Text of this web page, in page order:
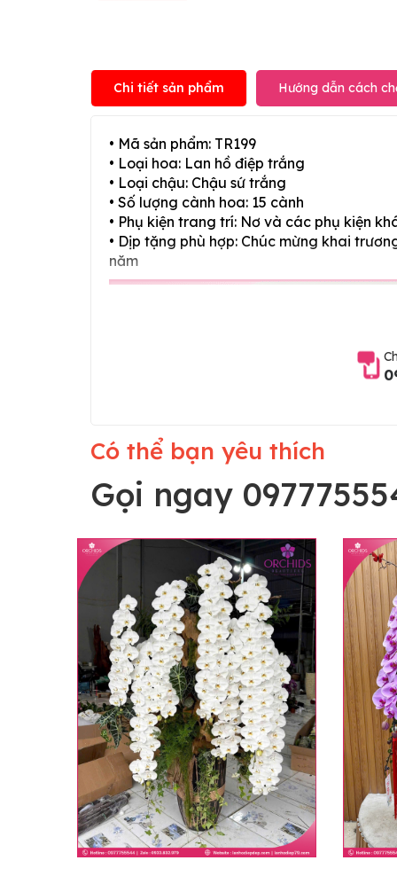
Chi tiết sản phẩm Hướng dẫn cách
• Mã sản phẩm: TR199
• Loại hoa: Lan hồ điệp trắng
• Loại chậu: Chậu sứ trắng
• Số lượng cành hoa: 15 cành
• Phụ kiện trang trí: Nơ và các phụ kiện
• Dịp tặng phù hợp: Chúc mừng khai
năm
Có thể bạn yêu thích
Gọi ngay